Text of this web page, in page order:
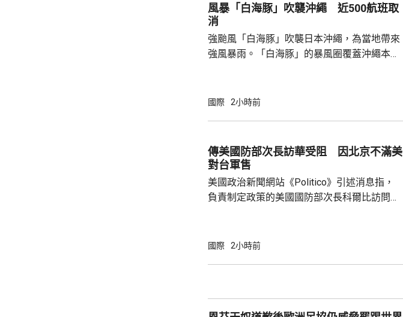
用，「生育旅遊」已經發展成一門生意，每年
可能有數十萬人透過有關制度讓子女取得美國
公民身份，因此華府要推出新的限制。 ...
風暴「白海豚」吹襲沖繩 近500航班取
消
強颱風「白海豚」吹襲日本沖繩，為當地帶來
強風暴雨。「白海豚」的暴風圈覆蓋沖繩本島
里，風力足以導致房屋倒塌。氣象廳預計，沖
地居民提防強風和河流氾濫等。 受風暴影響，
沖繩和鹿兒島今日共有470班航機取消，明日
亦有300班機取消。
國際 2小時前
傳美國防部次長訪華受阻 因北京不滿美
對台軍售
美國政治新聞網站《Politico》引述消息指，
負責制定政策的美國國防部次長科爾比訪問中
售案。 報道指，科爾比認為美中關係過去一年
爭取中方的訪問邀請，並在中國國防大學發表
國際 2小時前